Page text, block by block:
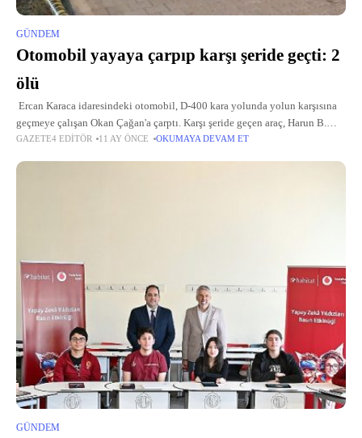
GÜNDEM
Otomobil yayaya çarpıp karşı şeride geçti: 2
ölü
Ercan Karaca idaresindeki otomobil, D-400 kara yolunda yolun karşısına
geçmeye çalışan Okan Çağan'a çarptı. Karşı şeride geçen araç, Harun B.
yönetimindeki otomobille çarpıştıktan sonra devrildi. İhbar üzerine kaza
GAZETE4 EDITÖR 11 AY ÖNCE OKUMAYA DEVAM ET
GÜNDEM